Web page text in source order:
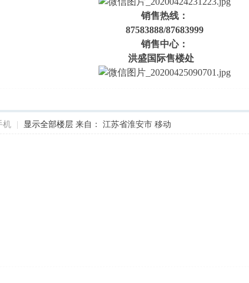
销售热线：
87583888/87683999
销售中心：
洪盛国际售楼处
机 显示全部楼层 来自： 江苏省淮安市 移动